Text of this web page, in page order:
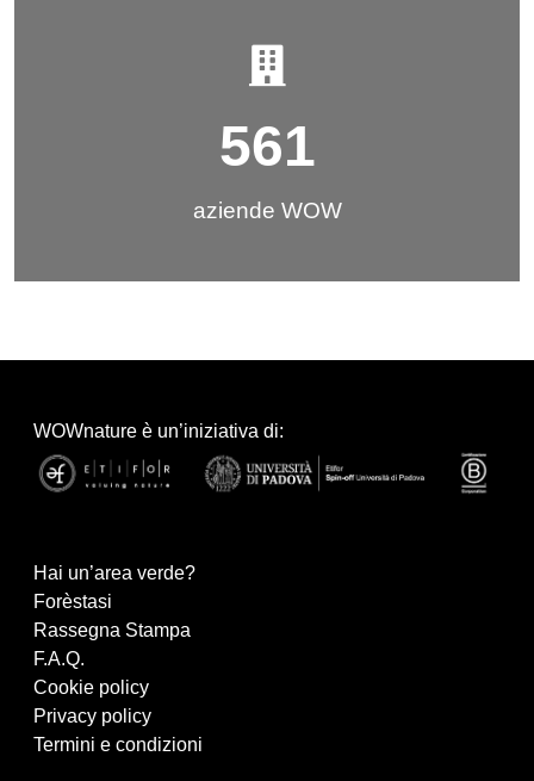
561
aziende WOW
WOWnature è un’iniziativa di:
Hai un’area verde?
Forèstasi
Rassegna Stampa
F.A.Q.
Cookie policy
Privacy policy
Termini e condizioni